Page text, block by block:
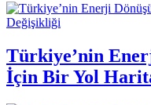
Değişikliği
Türkiye’nin
İçin Bir Yol